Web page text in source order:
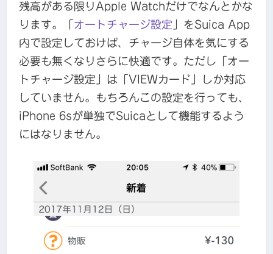
残高がある限りApple Watchだけでなんとかな
ります。「 オートチャージ設定 」をSuica App
内で設定しておけば、チャージ自体を気にする
必要も無くなりさらに快適です。ただし「オー
トチャージ設定」は「VIEWカード」しか対応
していません。もちろんこの設定を行っても、
iPhone 6sが単独でSuicaとして機能するよう
にはなりません。